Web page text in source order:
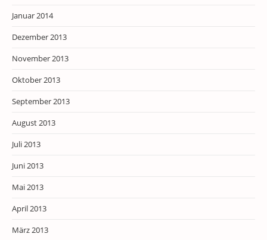
Januar 2014
Dezember 2013
November 2013
Oktober 2013
September 2013
August 2013
Juli 2013
Juni 2013
Mai 2013
April 2013
März 2013